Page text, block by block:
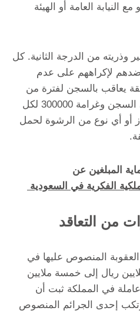
النيابة العامة أو الهيئة
وذريته من الدرجة الثانية. كل
لإكراههم على عدم
يعاقب بالسجن لفترة من
الزمن. لا تزيد عن سنتين في السجن وغرامة 300000 لكل
أو أي نوع من الرشوة لحمل
المبلغين عن
الفكرية في السعودية
من التعاقد
المنصوص عليها في
ريال إلى خمسة ملايين
في المملكة ثبت أن
إحدى الجرائم المنصوص